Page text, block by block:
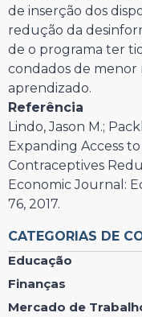
de inserção dos
redução da
de o programa ter
condados de menor
aprendizado.
Referência
Lindo, Jason M.;
Expanding Access
Contraceptives
Economic Journal:
76, 2017.
CATEGORIAS DE
Educação
Finanças
Mercado de